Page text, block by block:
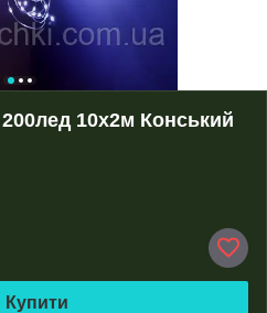
10х2м Конський
Купити